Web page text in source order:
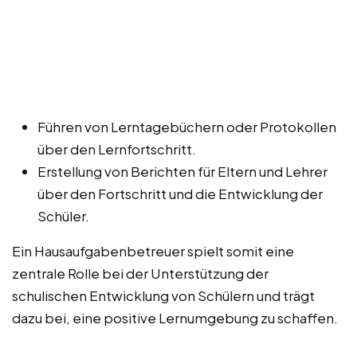
Führen von Lerntagebüchern oder Protokollen
über den Lernfortschritt.
Erstellung von Berichten für Eltern und Lehrer
über den Fortschritt und die Entwicklung der
Schüler.
Ein Hausaufgabenbetreuer spielt somit eine
zentrale Rolle bei der Unterstützung der
schulischen Entwicklung von Schülern und trägt
dazu bei, eine positive Lernumgebung zu schaffen.